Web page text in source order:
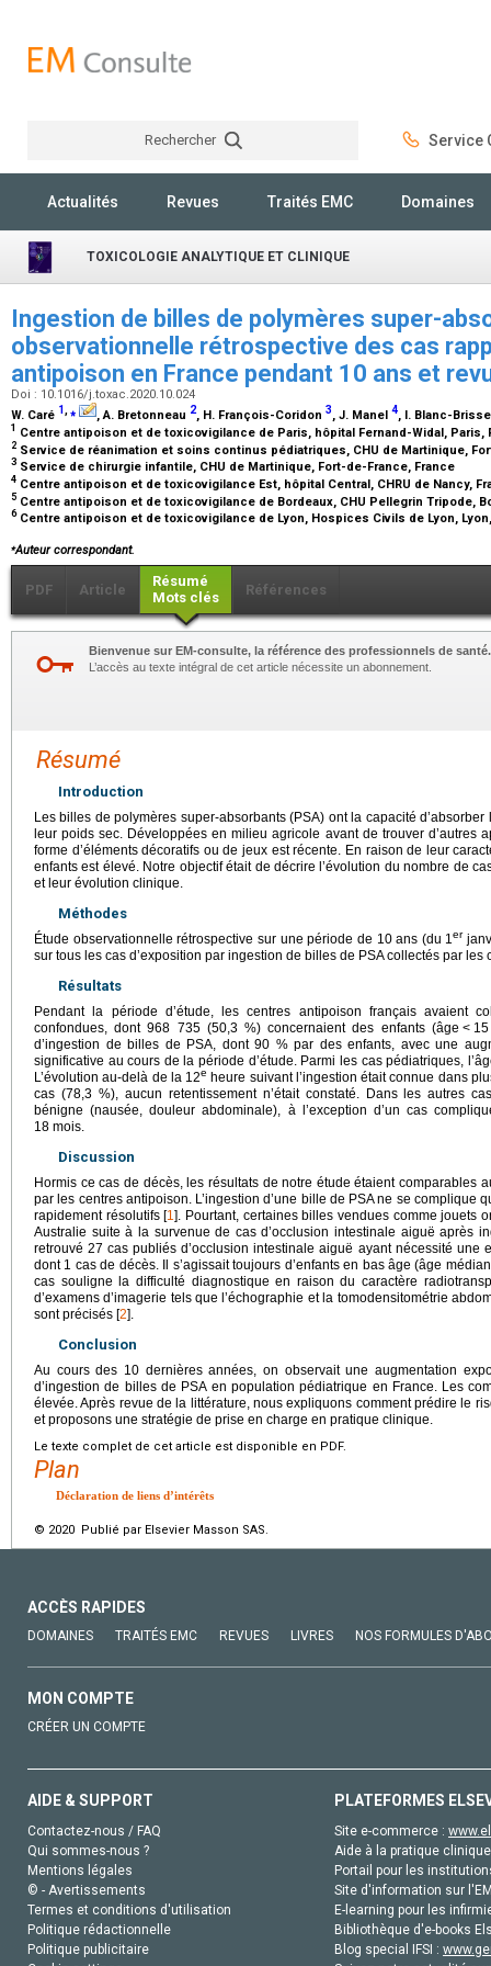
Rechercher Service
Actualités Revues Traités EMC Domaines
TOXICOLOGIE ANALYTIQUE ET CLINIQUE
Ingestion de billes de polymères super-
observationnelle rétrospective des cas
antipoison en France pendant 10 ans et
Doi : 10.1016/j.toxac.2020.10.024
W. Caré 1,⁎ , A. Bretonneau 2, H. François-Coridon 3, J. Manel 4, I. Blanc-
1 Centre antipoison et de toxicovigilance de Paris, hôpital Fernand-Widal, Paris,
2 Service de réanimation et soins continus pédiatriques, CHU de Martinique,
3 Service de chirurgie infantile, CHU de Martinique, Fort-de-France, France
4 Centre antipoison et de toxicovigilance Est, hôpital Central, CHRU de Nancy,
5 Centre antipoison et de toxicovigilance de Bordeaux, CHU Pellegrin Tripode,
6Centre antipoison et de toxicovigilance de Lyon, Hospices Civils de Lyon,
⁎Auteur correspondant.
PDF Article
Résumé
Mots clés
Références
Bienvenue sur EM-consulte, la référence des professionnels de santé.
L’accès au texte intégral de cet article nécessite un abonnement.
Résumé
Introduction
Les billes de polymères super-absorbants (PSA) ont la capacité d’absorber
leur poids sec. Développées en milieu agricole avant de trouver d’autres
forme d’éléments décoratifs ou de jeux est récente. En raison de leur
enfants est élevé. Notre objectif était de décrire l’évolution du nombre de
et leur évolution clinique.
Méthodes
Étude observationnelle rétrospective sur une période de 10 ans (du 1er
sur tous les cas d’exposition par ingestion de billes de PSA collectés par les
Résultats
Pendant la période d’étude, les centres antipoison français avaient
confondues, dont 968 735 (50,3 %) concernaient des enfants (âge <
d’ingestion de billes de PSA, dont 90 % par des enfants, avec une
significative au cours de la période d’étude. Parmi les cas pédiatriques,
L’évolution au-delà de la 12e heure suivant l’ingestion était connue dans
cas (78,3 %), aucun retentissement n’était constaté. Dans les autres
bénigne (nausée, douleur abdominale), à l’exception d’un cas
18 mois.
Discussion
Hormis ce cas de décès, les résultats de notre étude étaient comparables
par les centres antipoison. L’ingestion d’une bille de PSA ne se complique
rapidement résolutifs [1]. Pourtant, certaines billes vendues comme jouets
Australie suite à la survenue de cas d’occlusion intestinale aiguë après
retrouvé 27 cas publiés d’occlusion intestinale aiguë ayant nécessité une
dont 1 cas de décès. Il s’agissait toujours d’enfants en bas âge (âge
cas souligne la difficulté diagnostique en raison du caractère
d’examens d’imagerie tels que l’échographie et la tomodensitométrie
sont précisés [2].
Conclusion
Au cours des 10 dernières années, on observait une augmentation
d’ingestion de billes de PSA en population pédiatrique en France. Les
élevée. Après revue de la littérature, nous expliquons comment prédire le
et proposons une stratégie de prise en charge en pratique clinique.
Le texte complet de cet article est disponible en PDF.
Plan
Déclaration de liens d’intérêts
© 2020 Publié par Elsevier Masson SAS.
ACCÈS RAPIDES
DOMAINES TRAITÉS EMC REVUES LIVRES NOS FORMULES
MON COMPTE
CRÉER UN COMPTE
AIDE & SUPPORT
Contactez-nous / FAQ
Qui sommes-nous ?
Mentions légales
© - Avertissements
Termes et conditions d'utilisation
Politique rédactionnelle
Politique publicitaire
PLATEFORMES
Site e-commerce :
Aide à la pratique
Portail pour les
Site d'information sur
E-learning pour les
Bibliothèque d'e-books
Blog special IFSI :